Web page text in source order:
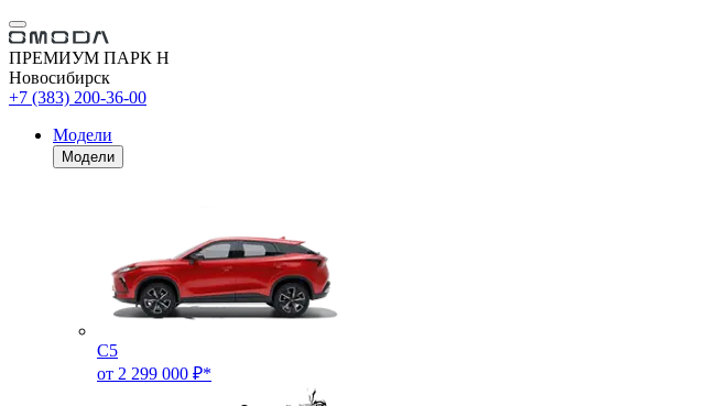
ПРЕМИУМ ПАРК Н
Новосибирск
+7 (383) 200-36-00
Модели
Модели
C5
от 2 299 000 ₽*